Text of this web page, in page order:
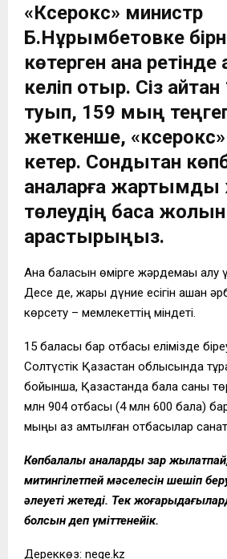
«Ксерокс» министр
Б.Нұрымбетовке
көтерген ана ретінде
келіп отыр. Сіз
туып, 159 мың
жеткенше, «ксерокс»
кетер. Сондықтан
аналарға жартымды
төлеудің басқа жолын
қарастырыңыз.
Ана баласын өмірге жәрдемақы алу
Десе де, жарық дүние есігін ашқан
көрсету – мемлекеттің міндеті.
15 баласы бар отбасы елімізде
Солтүстік Қазақстан облысында
бойынша, Қазақстанда бала саны
млн 904 отбасы (4 млн 600 бала)
мыңы аз қамтылған отбасылар
Көпбалалы аналарды зар
митингілетпей мәселесін шешіп
әлеуеті жетеді. Тек
болсын деп үміттенейік.
Дереккөз: nege.kz